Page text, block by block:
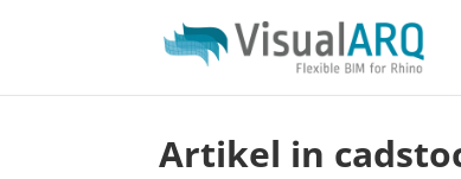
Artikel in